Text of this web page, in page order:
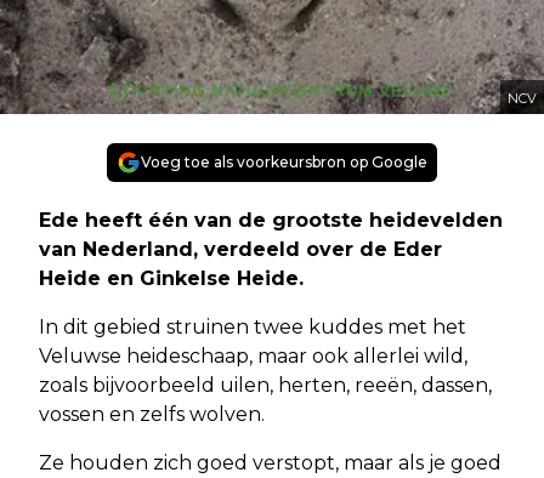
NCV
Voeg toe als voorkeursbron op Google
Ede heeft één van de grootste heidevelden
van Nederland, verdeeld over de Eder
Heide en Ginkelse Heide.
In dit gebied struinen twee kuddes met het
Veluwse heideschaap, maar ook allerlei wild,
zoals bijvoorbeeld uilen, herten, reeën, dassen,
vossen en zelfs wolven.
Ze houden zich goed verstopt, maar als je goed